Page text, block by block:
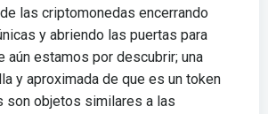
las criptomonedas encerrando
y abriendo las puertas para
aún estamos por descubrir; una
y aproximada de que es un token
son objetos similares a las